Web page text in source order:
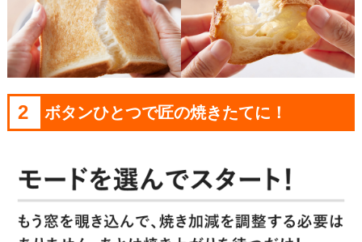
2 ボタンひとつで匠の焼きたてに！